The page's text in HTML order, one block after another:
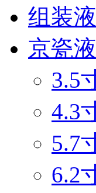
组装
京瓷
3.5
4.3
5.7
6.2